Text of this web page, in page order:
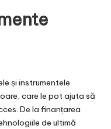
și instrumentele
care le pot ajuta să
De la finanțarea
de ultimă